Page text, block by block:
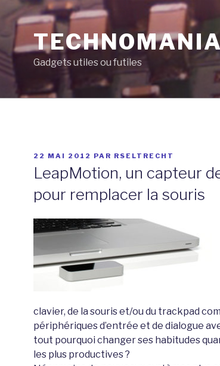
Gadgets utiles ou futiles
PUBLIÉ
22 MAI 2012 PAR RSELTRECHT
LeapMotion, un capteur
pour remplacer la souris
clavier, de la souris et/ou du trackpad
périphériques d’entrée et de dialogue
tout pourquoi changer ses habitudes
les plus productives ?